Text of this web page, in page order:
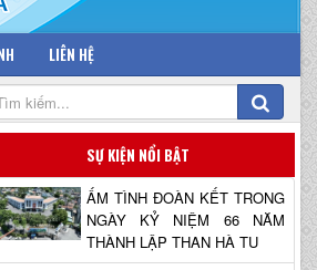
LIÊN HỆ
SỰ KIỆN NỔI BẬT
ẤM TÌNH ĐOÀN KẾT TRONG
NGÀY KỶ NIỆM 66 NĂM
THÀNH LẬP THAN HÀ TU